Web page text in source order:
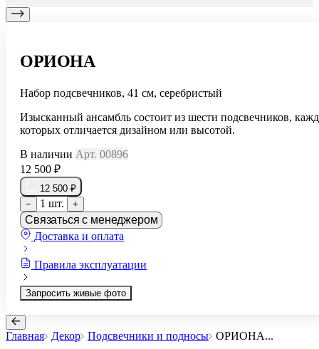
ОРИОНА
Набор подсвечников, 41 см, серебристый
Изысканный ансамбль состоит из шести подсвечников,
которых отличается дизайном или высотой.
В наличии Арт. 00896
12 500 ₽
12 500 ₽
−
1 шт. +
Связаться с менеджером
Доставка и оплата
Правила эксплуатации
Запросить живые фото
Главная Декор Подсвечники и подносы ОРИОНА...